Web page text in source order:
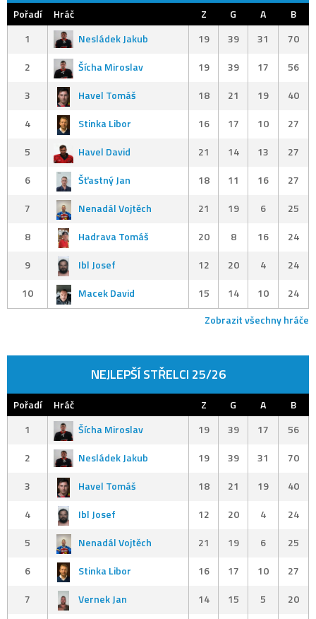
Pořadí Hráč Z G A
B
1
Nesládek Jakub 19 39 31
70
2
Šícha Miroslav 19 39 17
56
3
Havel Tomáš 18 21 19
40
4
Stinka Libor 16 17 10
27
5
Havel David 21 14 13
27
6
Šťastný Jan 18 11 16
27
7
Nenadál Vojtěch 21 19 6
25
8
Hadrava Tomáš 20 8 16
24
9
Ibl Josef 12 20 4
24
10
Macek David 15 14 10
24
Zobrazit všechny hráče
NEJLEPŠÍ STŘELCI 25/26
Pořadí Hráč Z G A
B
1
Šícha Miroslav 19 39 17
56
2
Nesládek Jakub 19 39 31
70
3
Havel Tomáš 18 21 19
40
4
Ibl Josef 12 20 4
24
5
Nenadál Vojtěch 21 19 6
25
6
Stinka Libor 16 17 10
27
7
Vernek Jan 14 15 5
20